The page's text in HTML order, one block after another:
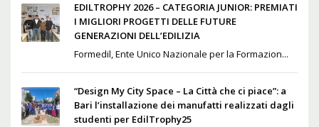
EDILTROPHY 2026 – CATEGORIA JUNIOR: PREMIATI
I MIGLIORI PROGETTI DELLE FUTURE
GENERAZIONI DELL’EDILIZIA
Formedil, Ente Unico Nazionale per la Formazion...
“Design My City Space – La Città che ci piace”: a
Bari l’installazione dei manufatti realizzati dagli
studenti per EdilTrophy25